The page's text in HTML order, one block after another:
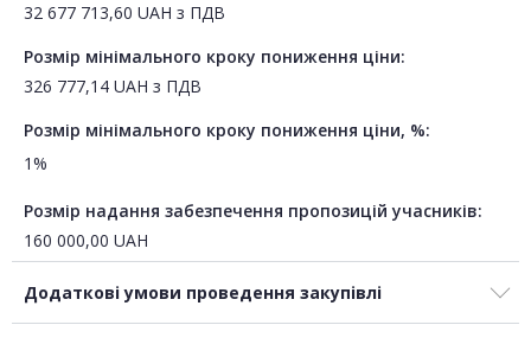
32 677 713,60 UAH з ПДВ
Розмір мінімального кроку пониження ціни:
326 777,14 UAH з ПДВ
Розмір мінімального кроку пониження ціни, %:
1%
Розмір надання забезпечення пропозицій учасників:
160 000,00 UAH
Додаткові умови проведення закупівлі